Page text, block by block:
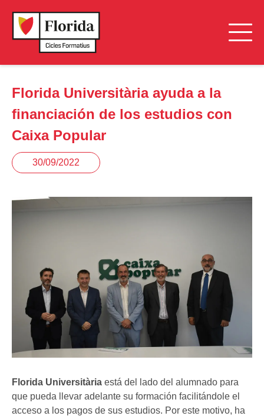
Florida Universitària ayuda a la
financiación de los estudios con
Caixa Popular
30/09/2022
Florida Universitària está del lado del alumnado para
que pueda llevar adelante su formación facilitándole el
acceso a los pagos de sus estudios. Por este motivo, ha